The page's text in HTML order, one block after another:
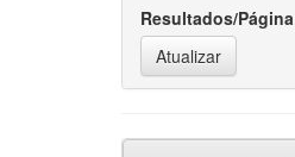
Resultados/Página